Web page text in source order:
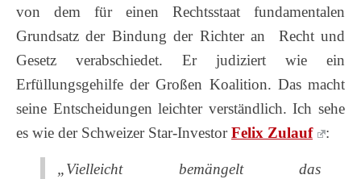
von dem für einen Rechtsstaat fundamentalen
Grundsatz der Bindung der Richter an Recht und
Gesetz verabschiedet. Er judiziert wie ein
Erfüllungsgehilfe der Großen Koalition. Das macht
seine Entscheidungen leichter verständlich. Ich sehe
es wie der Schweizer Star-InvestorFelix Zulauf :
„Vielleicht bemängelt das